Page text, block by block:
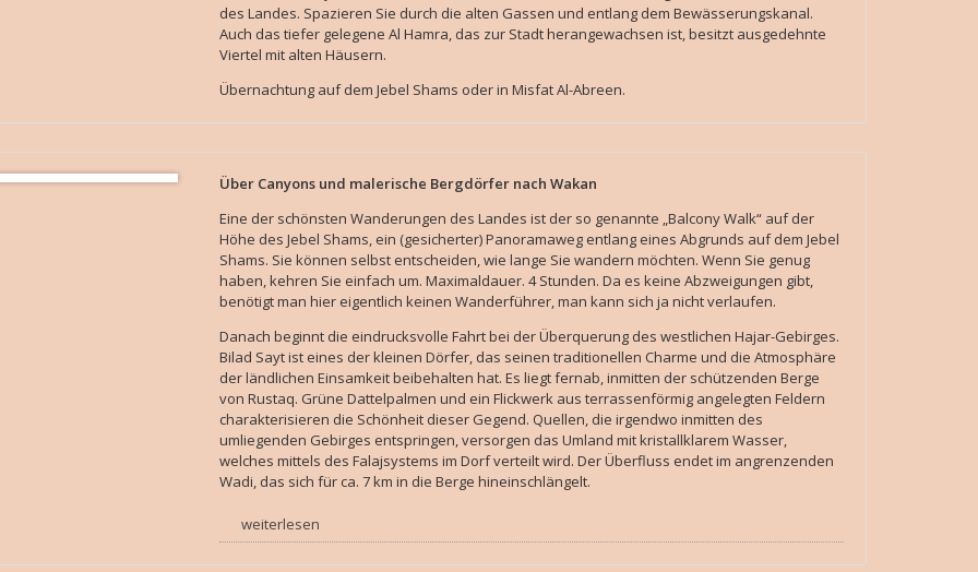
des Landes. Spazieren Sie durch die alten Gassen und entlang dem Bewässerungskanal.
Auch das tiefer gelegene Al Hamra, das zur Stadt herangewachsen ist, besitzt ausgedehnte
Viertel mit alten Häusern.
Übernachtung auf dem Jebel Shams oder in Misfat Al-Abreen.
Über Canyons und malerische Bergdörfer nach Wakan
Eine der schönsten Wanderungen des Landes ist der so genannte „Balcony Walk“ auf der
Höhe des Jebel Shams, ein (gesicherter) Panoramaweg entlang eines Abgrunds auf dem Jebel
Shams. Sie können selbst entscheiden, wie lange Sie wandern möchten. Wenn Sie genug
haben, kehren Sie einfach um. Maximaldauer. 4 Stunden. Da es keine Abzweigungen gibt,
benötigt man hier eigentlich keinen Wanderführer, man kann sich ja nicht verlaufen.
Danach beginnt die eindrucksvolle Fahrt bei der Überquerung des westlichen Hajar-Gebirges.
Bilad Sayt ist eines der kleinen Dörfer, das seinen traditionellen Charme und die Atmosphäre
der ländlichen Einsamkeit beibehalten hat. Es liegt fernab, inmitten der schützenden Berge
von Rustaq. Grüne Dattelpalmen und ein Flickwerk aus terrassenförmig angelegten Feldern
charakterisieren die Schönheit dieser Gegend. Quellen, die irgendwo inmitten des
umliegenden Gebirges entspringen, versorgen das Umland mit kristallklarem Wasser,
welches mittels des Falajsystems im Dorf verteilt wird. Der Überfluss endet im angrenzenden
Wadi, das sich für ca. 7 km in die Berge hineinschlängelt.
weiterlesen